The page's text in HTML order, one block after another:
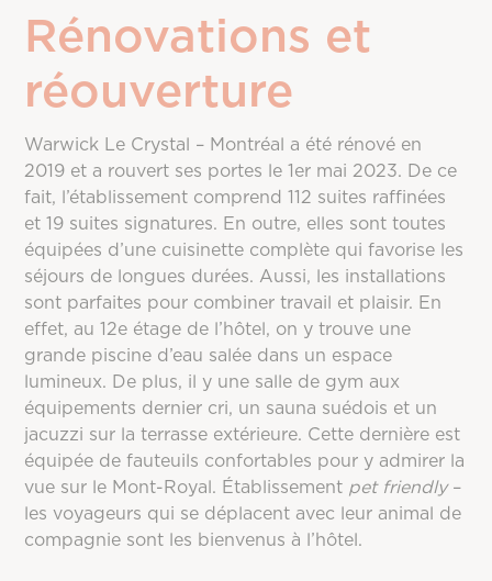
Rénovations et
réouverture
Warwick Le Crystal – Montréal a été rénové en
2019 et a rouvert ses portes le 1er mai 2023. De ce
fait, l’établissement comprend 112 suites raffinées
et 19 suites signatures. En outre, elles sont toutes
équipées d’une cuisinette complète qui favorise les
séjours de longues durées. Aussi, les installations
sont parfaites pour combiner travail et plaisir. En
effet, au 12e étage de l’hôtel, on y trouve une
grande piscine d’eau salée dans un espace
lumineux. De plus, il y une salle de gym aux
équipements dernier cri, un sauna suédois et un
jacuzzi sur la terrasse extérieure. Cette dernière est
équipée de fauteuils confortables pour y admirer la
vue sur le Mont-Royal. Établissement pet friendly–
les voyageurs qui se déplacent avec leur animal de
compagnie sont les bienvenus à l’hôtel.